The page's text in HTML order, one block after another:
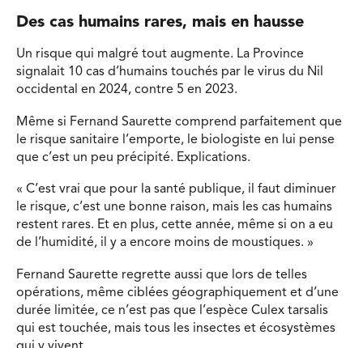
Des cas humains rares, mais en hausse
Un risque qui malgré tout augmente. La Province
signalait 10 cas d’humains touchés par le virus du Nil
occidental en 2024, contre 5 en 2023.
Même si Fernand Saurette comprend parfaitement que
le risque sanitaire l’emporte, le biologiste en lui pense
que c’est un peu précipité. Explications.
« C’est vrai que pour la santé publique, il faut diminuer
le risque, c’est une bonne raison, mais les cas humains
restent rares. Et en plus, cette année, même si on a eu
de l’humidité, il y a encore moins de moustiques. »
Fernand Saurette regrette aussi que lors de telles
opérations, même ciblées géographiquement et d’une
durée limitée, ce n’est pas que l’espèce Culex tarsalis
qui est touchée, mais tous les insectes et écosystèmes